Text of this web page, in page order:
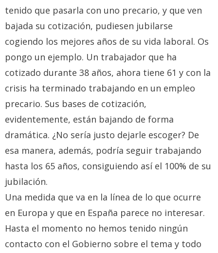
tenido que pasarla con uno precario, y que ven
bajada su cotización, pudiesen jubilarse
cogiendo los mejores años de su vida laboral. Os
pongo un ejemplo. Un trabajador que ha
cotizado durante 38 años, ahora tiene 61 y con la
crisis ha terminado trabajando en un empleo
precario. Sus bases de cotización,
evidentemente, están bajando de forma
dramática. ¿No sería justo dejarle escoger? De
esa manera, además, podría seguir trabajando
hasta los 65 años, consiguiendo así el 100% de su
jubilación.
Una medida que va en la línea de lo que ocurre
en Europa y que en España parece no interesar.
Hasta el momento no hemos tenido ningún
contacto con el Gobierno sobre el tema y todo